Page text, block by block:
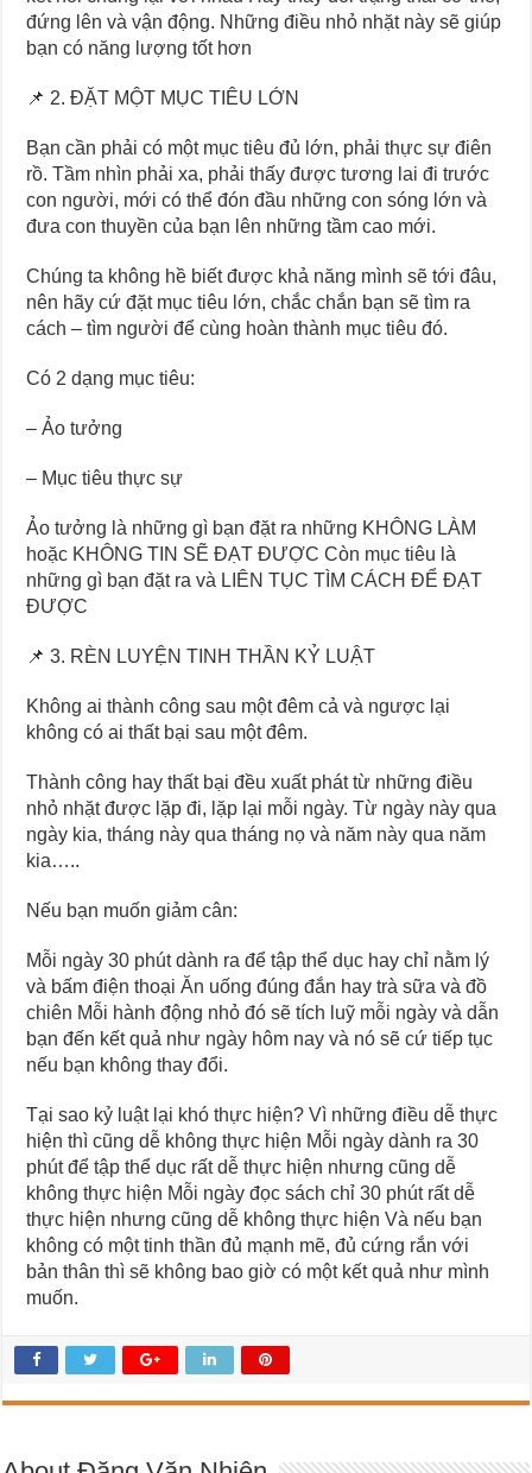
đứng lên và vận động. Những điều nhỏ nhặt này sẽ giúp
bạn có năng lượng tốt hơn
📌 2. ĐẶT MỘT MỤC TIÊU LỚN
Bạn cần phải có một mục tiêu đủ lớn, phải thực sự điên
rồ. Tầm nhìn phải xa, phải thấy được tương lai đi trước
con người, mới có thể đón đầu những con sóng lớn và
đưa con thuyền của bạn lên những tầm cao mới.
Chúng ta không hề biết được khả năng mình sẽ tới đâu,
nên hãy cứ đặt mục tiêu lớn, chắc chắn bạn sẽ tìm ra
cách – tìm người để cùng hoàn thành mục tiêu đó.
Có 2 dạng mục tiêu:
– Ảo tưởng
– Mục tiêu thực sự
Ảo tưởng là những gì bạn đặt ra những KHÔNG LÀM
hoặc KHÔNG TIN SẼ ĐẠT ĐƯỢC Còn mục tiêu là
những gì bạn đặt ra và LIÊN TỤC TÌM CÁCH ĐỂ ĐẠT
ĐƯỢC
📌 3. RÈN LUYỆN TINH THẦN KỶ LUẬT
Không ai thành công sau một đêm cả và ngược lại
không có ai thất bại sau một đêm.
Thành công hay thất bại đều xuất phát từ những điều
nhỏ nhặt được lặp đi, lặp lại mỗi ngày. Từ ngày này qua
ngày kia, tháng này qua tháng nọ và năm này qua năm
kia…..
Nếu bạn muốn giảm cân:
Mỗi ngày 30 phút dành ra để tập thể dục hay chỉ nằm lý
và bấm điện thoại Ăn uống đúng đắn hay trà sữa và đồ
chiên Mỗi hành động nhỏ đó sẽ tích luỹ mỗi ngày và dẫn
bạn đến kết quả như ngày hôm nay và nó sẽ cứ tiếp tục
nếu bạn không thay đổi.
Tại sao kỷ luật lại khó thực hiện? Vì những điều dễ thực
hiện thì cũng dễ không thực hiện Mỗi ngày dành ra 30
phút để tập thể dục rất dễ thực hiện nhưng cũng dễ
không thực hiện Mỗi ngày đọc sách chỉ 30 phút rất dễ
thực hiện nhưng cũng dễ không thực hiện Và nếu bạn
không có một tinh thần đủ mạnh mẽ, đủ cứng rắn với
bản thân thì sẽ không bao giờ có một kết quả như mình
muốn.